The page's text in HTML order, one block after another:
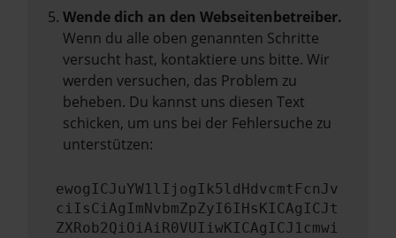
Wende dich an den Webseitenbetreiber.
Wenn du alle oben genannten Schritte
versucht hast, kontaktiere uns bitte. Wir
werden versuchen, das Problem zu
beheben. Du kannst uns diesen Text
schicken, um uns bei der Fehlersuche zu
unterstützen:
ewogICJuYW1lIjogIk5ldHdvcmtFcnJv
ciIsCiAgImNvbmZpZyI6IHsKICAgICJt
ZXRob2QiOiAiR0VUIiwKICAgICJ1cmwi